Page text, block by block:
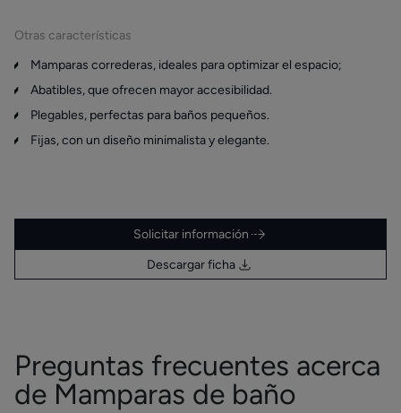
Otras características
Mamparas correderas, ideales para optimizar el espacio;
Abatibles, que ofrecen mayor accesibilidad.
Plegables, perfectas para baños pequeños.
Fijas, con un diseño minimalista y elegante.
Solicitar información
Descargar ficha
Preguntas frecuentes acerca
de Mamparas de baño